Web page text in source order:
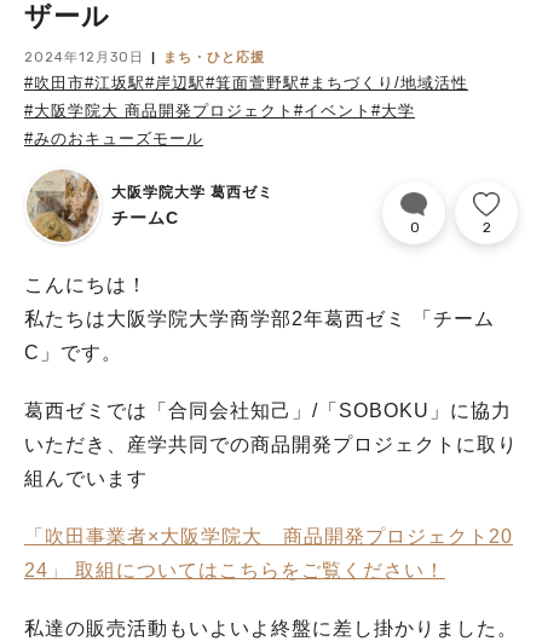
ザール
2024年12月30日 まち・ひと応援
#吹田市#江坂駅#岸辺駅#箕面萱野駅#まちづくり/地域活性
#大阪学院大 商品開発プロジェクト #イベント #大学
#みのおキューズモール
大阪学院大学 葛西ゼミ
チームC 0 2
こんにちは！
私たちは大阪学院大学商学部2年葛西ゼミ 「チーム
C」です。
葛西ゼミでは「合同会社知己」/「SOBOKU」に協力
いただき、産学共同での商品開発プロジェクトに取り
組んでいます
「吹田事業者×大阪学院大 商品開発プロジェクト20
24」 取組についてはこちらを ご覧ください！
私達の販売活動もいよいよ終盤に差し掛かりました。